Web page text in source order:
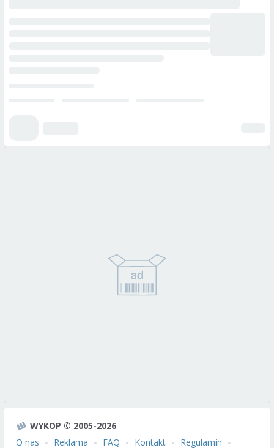
WYKOP © 2005-2026
O nas
Reklama FAQ Kontakt Regulamin